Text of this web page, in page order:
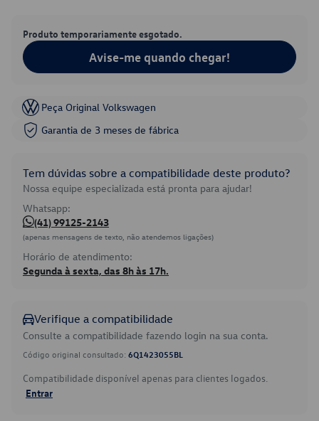
Produto temporariamente esgotado.
Avise-me quando chegar!
Peça Original Volkswagen
Garantia de 3 meses de fábrica
Tem dúvidas sobre a compatibilidade deste produto?
Nossa equipe especializada está pronta para ajudar!
Whatsapp:
(41) 99125-2143
(apenas mensagens de texto, não atendemos ligações)
Horário de atendimento:
Segunda à sexta, das 8h às 17h.
Verifique a compatibilidade
Consulte a compatibilidade fazendo login na sua conta.
Código original consultado: 6Q1423055BL
Compatibilidade disponível apenas para clientes logados.
Entrar